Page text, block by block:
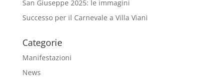
San Giuseppe 2025: le immagini
Successo per il Carnevale a Villa Viani
Categorie
Manifestazioni
News